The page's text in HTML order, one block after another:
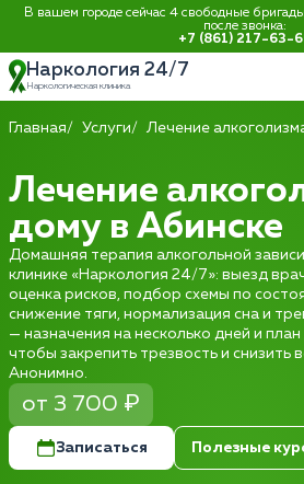
В вашем городе сейчас 4 свободные
после звонка:
+7 (861) 217-63-
Наркология 24/7
Наркологическая клиника
Главная Услуги Лечение
Лечение
дому в Абинске
Домашняя терапия алкогольной
клинике «Наркология 24/7»: выезд
оценка рисков, подбор схемы по
снижение тяги, нормализация сна и
— назначения на несколько дней и
чтобы закрепить трезвость и снизить
Анонимно.
от 3 700 ₽
Записаться Полезные